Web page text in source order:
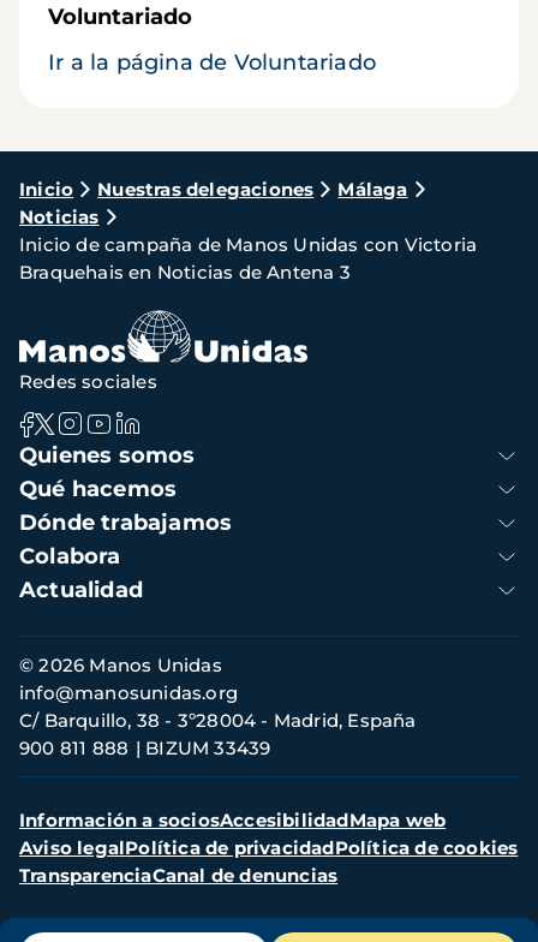
Voluntariado
Ir a la página de Voluntariado
Ruta
de
navegación
Inicio Nuestras delegaciones
Málaga
Noticias
Inicio de campaña de Manos Unidas con Victoria
Braquehais en Noticias de Antena 3
Navegación
principal
Quienes somos
Qué hacemos
Dónde trabajamos
Colabora
Actualidad
Redes sociales
Información
de
contacto
© 2026 Manos Unidas
C/ Barquillo, 38 - 3º28004 - Madrid, España
900 811 888
BIZUM 33439
info@manosunidas.org
Menú
secundario
Información a sociosAccesibilidadMapa web
Aviso legalPolítica de privacidadPolítica de cookies
TransparenciaCanal de denuncias